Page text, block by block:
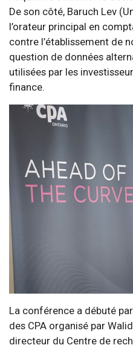
De son côté, Baruch Lev
l’orateur principal en
contre l’établissement de
question de données
utilisées par les
finance.
La conférence a débuté
des CPA organisé par
directeur du Centre de